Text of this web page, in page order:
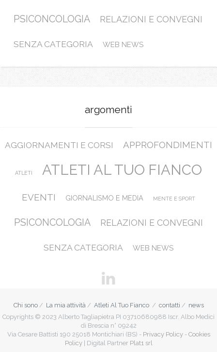
PSICONCOLOGIA RELAZIONI E CONVEGNI
SENZA CATEGORIA WEB NEWS
argomenti
AGGIORNAMENTI E CORSI APPROFONDIMENTI
ATLETI ATLETI AL TUO FIANCO
EVENTI GIORNALISMO E MEDIA MENTE E SPORT
PSICONCOLOGIA RELAZIONI E CONVEGNI
SENZA CATEGORIA WEB NEWS
Chi sono La mia attività Atleti Al Tuo Fianco contatti
news
Copyrights © 2023 Alberto Tagliapietra PI 03710680988 Iscr. Albo Medici
di Brescia n° 09242
Via Cesare Battisti 190 25018 Montichiari (BS) - Privacy Policy- Cookies
Policy| Digital Partner Plat1 srl